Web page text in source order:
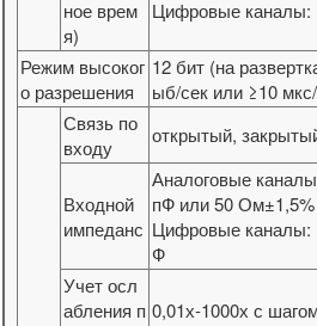
ное врем
я)
Цифровые каналы:
Режим высоког
о разрешения
12 бит (на
ыб/сек или ≥10
Связь по
входу
открытый,
Входной
импеданс
Аналоговые
пФ или 50 Ом±1,5%
Цифровые каналы:
Ф
Учет осл
абления п 0,01х-1000х с